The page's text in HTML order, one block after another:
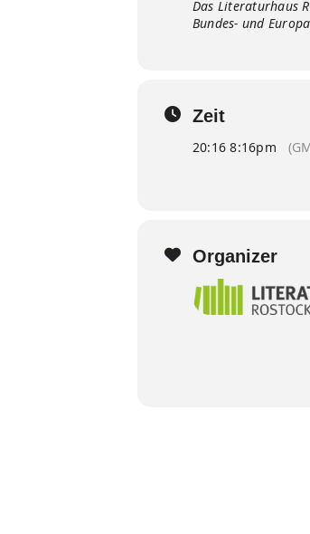
Das Literaturhaus
Bundes- und
Zeit
20:16 8:16pm
Organizer